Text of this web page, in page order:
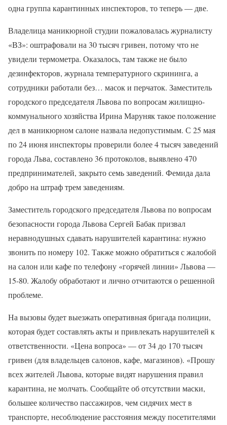
одна группа карантинных инспекторов, то теперь — две.
Владелица маникюрной студии пожаловалась журналисту
«ВЗ»: оштрафовали на 30 тысяч гривен, потому что не
увидели термометра. Оказалось, там также не было
дезинфекторов, журнала температурного скрининга, а
сотрудники работали без… масок и перчаток. Заместитель
городского председателя Львова по вопросам жилищно-
коммунального хозяйства Ирина Маруняк такое положение
дел в маникюрном салоне назвала недопустимым. С 25 мая
по 24 июня инспекторы проверили более 4 тысяч заведений
города Льва, составлено 36 протоколов, выявлено 470
предпринимателей, закрыто семь заведений. Фемида дала
добро на штраф трем заведениям.
Заместитель городского председателя Львова по вопросам
безопасности города Львова Сергей Бабак призвал
неравнодушных сдавать нарушителей карантина: нужно
звонить по номеру 102. Также можно обратиться с жалобой
на салон или кафе по телефону «горячей линии» Львова —
15-80. Жалобу обработают и лично отчитаются о решенной
проблеме.
На вызовы будет выезжать оперативная бригада полиции,
которая будет составлять акты и привлекать нарушителей к
ответственности. «Цена вопроса» — от 34 до 170 тысяч
гривен (для владельцев салонов, кафе, магазинов). «Прошу
всех жителей Львова, которые видят нарушения правил
карантина, не молчать. Сообщайте об отсутствии маски,
большее количество пассажиров, чем сидячих мест в
транспорте, несоблюдение расстояния между посетителями